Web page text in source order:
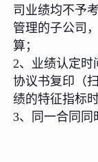
司业绩均不予
管理的子公司
算；
2、业绩认定时
协议书复印（
绩的特征指标
3、同一合同同